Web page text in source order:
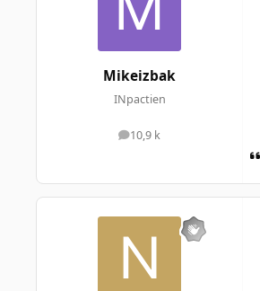
Mikeizbak
INpactien
10,9 k
messages